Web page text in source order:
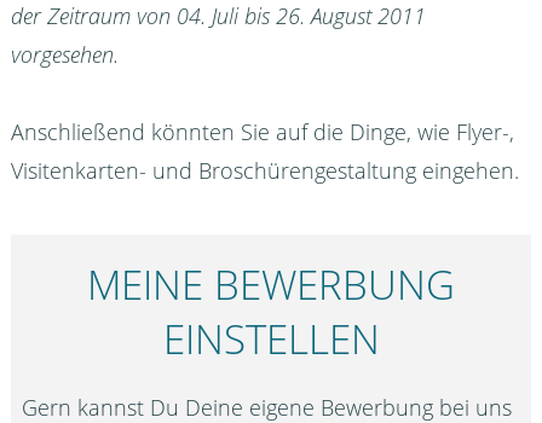
der Zeitraum von 04. Juli bis 26. August 2011
vorgesehen.
Anschließend könnten Sie auf die Dinge, wie Flyer-,
Visitenkarten- und Broschürengestaltung eingehen.
MEINE BEWERBUNG
EINSTELLEN
Gern kannst Du Deine eigene Bewerbung bei uns